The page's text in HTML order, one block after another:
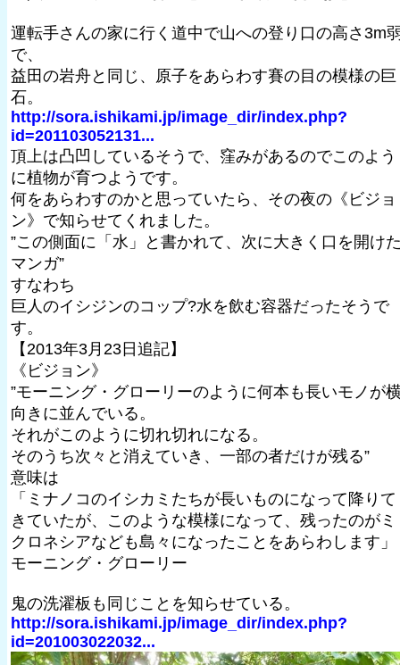
運転手さんの家に行く道中で山への登り口の高さ3m
で、
益田の岩舟と同じ、原子をあらわす賽の目の模様の巨
石。
http://sora.ishikami.jp/image_dir/index.php?
id=201103052131...
頂上は凸凹しているそうで、窪みがあるのでこのよう
に植物が育つようです。
何をあらわすのかと思っていたら、その夜の《ビジョ
ン》で知らせてくれました。
”この側面に「水」と書かれて、次に大きく口を開け
マンガ”
すなわち
巨人のイシジンのコップ?水を飲む容器だったそうで
す。
【2013年3月23日追記】
《ビジョン》
”モーニング・グローリーのように何本も長いモノが
向きに並んでいる。
それがこのように切れ切れになる。
そのうち次々と消えていき、一部の者だけが残る”
意味は
「ミナノコのイシカミたちが長いものになって降りて
きていたが、このような模様になって、残ったのがミ
クロネシアなども島々になったことをあらわします」
モーニング・グローリー
鬼の洗濯板も同じことを知らせている。
http://sora.ishikami.jp/image_dir/index.php?
id=201003022032...